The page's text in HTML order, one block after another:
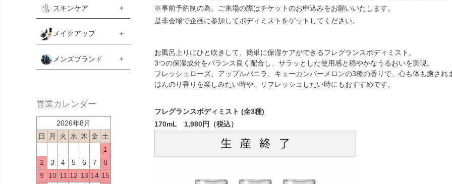
スキンケア
メイクアップ
メンズブランド
営業カレンダー
2026年8月
日
月 火 水 木 金 土
1
2
3 4 5 6 7
8
9
10 11 12 13 14 15
※事前予約制の為、ご来場の際はチケットのお申込みをお願いいたします。
是非会場で企画に参加してボディミストをゲットしてください。
お風呂上りにひと吹きして、簡単に保湿ケアができるフレグランスボディミスト。
3つの保湿成分をバランス良く配合し、サラッとした使用感と穏やかなうるおいを実現。
フレッシュローズ、アップルバニラ、キューカンバーメロンの3種の香りで、心も体も癒され
ほんのり香りを楽しみたい時や、リフレッシュしたい時にもおすすめです。
フレグランスボディミスト (全3種)
170mL 1,980円（税込）